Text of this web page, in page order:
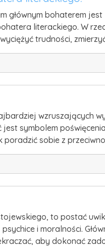
bohaterem jest
literackiego. W
trudności,
wzruszających
symbolem
sobie z
to postać
i moralności.
aby dokonać